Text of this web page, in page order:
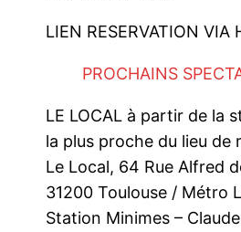
LIEN RESERVATION VIA
PROCHAINS
LE LOCAL à partir de la
la plus proche du lieu de
Le Local, 64 Rue Alfred
31200 Toulouse / Métro
Station Minimes –